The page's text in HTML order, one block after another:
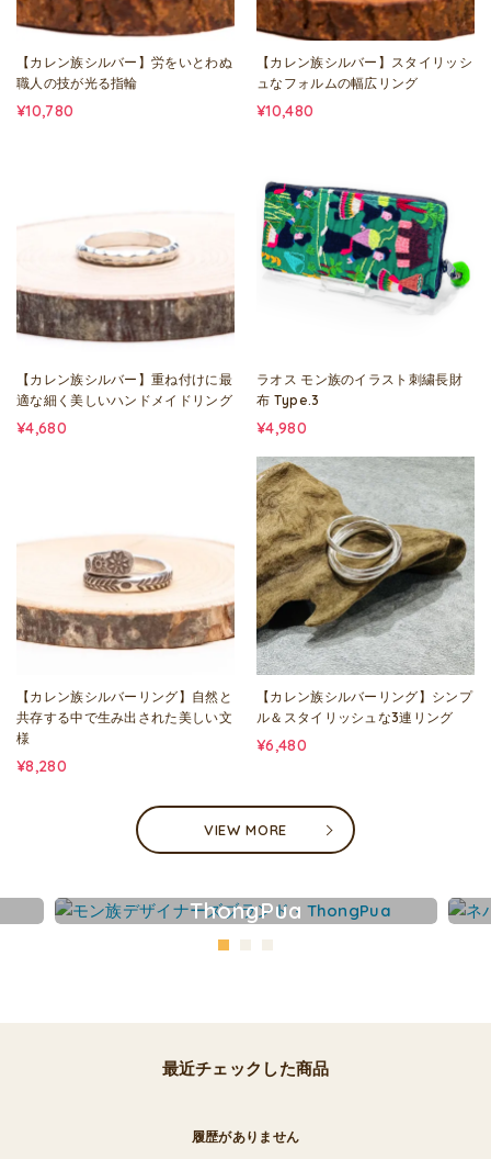
【カレン族シルバー】労をいとわぬ
職人の技が光る指輪
¥10,780
【カレン族シルバー】スタイリッシ
ュなフォルムの幅広リング
¥10,480
【カレン族シルバー】重ね付けに最
適な細く美しいハンドメイドリング
¥4,680
ラオス モン族のイラスト刺繍長財
布 Type.3
¥4,980
【カレン族シルバーリング】自然と
共存する中で生み出された美しい文
様
¥8,280
【カレン族シルバーリング】シンプ
ル＆スタイリッシュな3連リング
¥6,480
VIEW MORE
ThongPua
最近チェックした商品
履歴がありません